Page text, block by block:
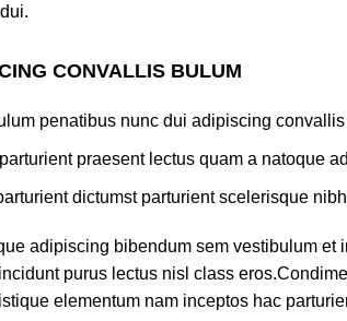
CONVALLIS BULUM
penatibus nunc dui adipiscing
praesent lectus quam a natoque
dictumst parturient scelerisque
adipiscing bibendum sem vestibulum et
purus lectus nisl class
elementum nam inceptos hac